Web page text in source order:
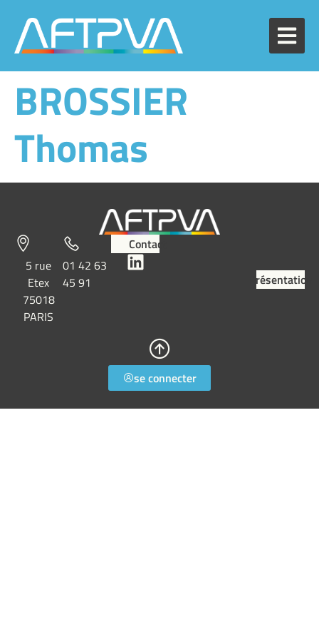
BROSSIER
Thomas
5 rue
Etex
75018
PARIS
01 42 63
45 91
Contact
Présentation
se connecter